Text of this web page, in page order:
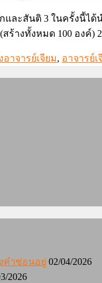
และสันติ 3 ในครั้งนี้
ร้างทั้งหมด 100 อง
อาจารย์เจียม, อาจารย์
คำซ่อนอยู่ 02/04/2026
2026